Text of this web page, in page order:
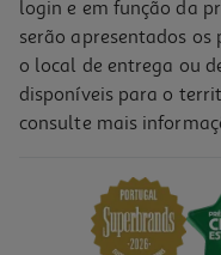
login e em função da
serão apresentados os
o local de entrega ou
disponíveis para o
consulte mais